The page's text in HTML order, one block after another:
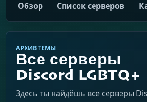
Обзор Список серверов
АРХИВ ТЕМЫ
Все серверы
Discord LGBTQ+
Здесь ты найдёшь все серверы